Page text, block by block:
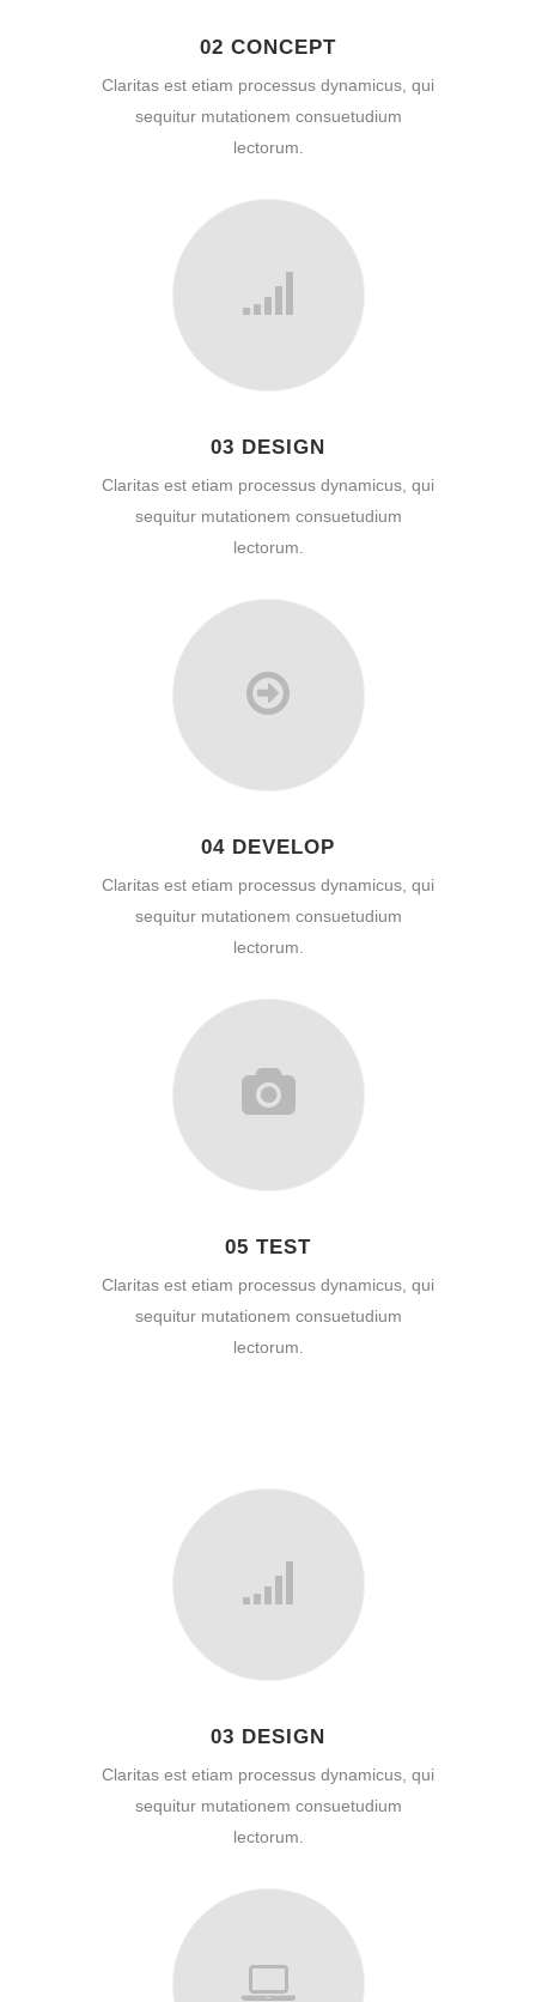
02 CONCEPT
Claritas est etiam processus dynamicus, qui
sequitur mutationem consuetudium
lectorum.
03 DESIGN
Claritas est etiam processus dynamicus, qui
sequitur mutationem consuetudium
lectorum.
04 DEVELOP
Claritas est etiam processus dynamicus, qui
sequitur mutationem consuetudium
lectorum.
05 TEST
Claritas est etiam processus dynamicus, qui
sequitur mutationem consuetudium
lectorum.
03 DESIGN
Claritas est etiam processus dynamicus, qui
sequitur mutationem consuetudium
lectorum.